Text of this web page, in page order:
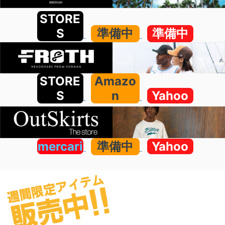
STORE
S
準備中 準備中
STORE
S
Amazo
n
Yahoo
mercari 準備中 Yahoo